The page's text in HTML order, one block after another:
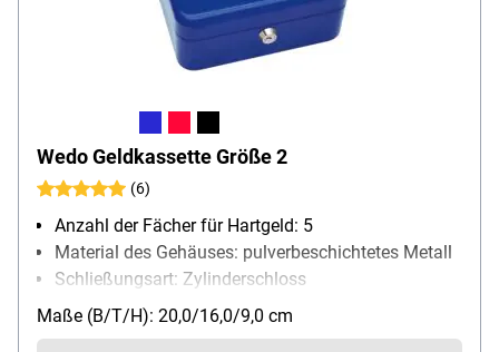
Wedo Geldkassette Größe 2
(6)
Anzahl der Fächer für Hartgeld: 5
Material des Gehäuses: pulverbeschichtetes Metall
Schließungsart: Zylinderschloss
Besonderheiten: kratzfest
Maße (B/T/H): 20,0/16,0/9,0 cm